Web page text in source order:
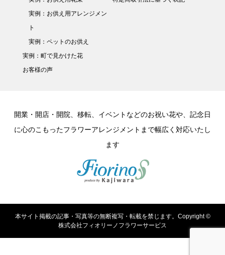
実例：お供え用アレンジメン
ト
実例：ペットのお供え
実例：町で見かけた花
お客様の声
開業・開店・開院、移転、イベントなどのお祝い花や、記念日
に心のこもったフラワーアレンジメントまで幅広く対応いたし
ます
本サイト掲載の記事・写真等の無断複写・転載を禁じます。Copyright ©
株式会社フィオリーノフラワーサービス